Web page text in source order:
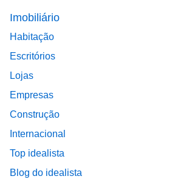
Footer main menu
Imobiliário
Habitação
Escritórios
Lojas
Empresas
Construção
Internacional
Top idealista
Blog do idealista